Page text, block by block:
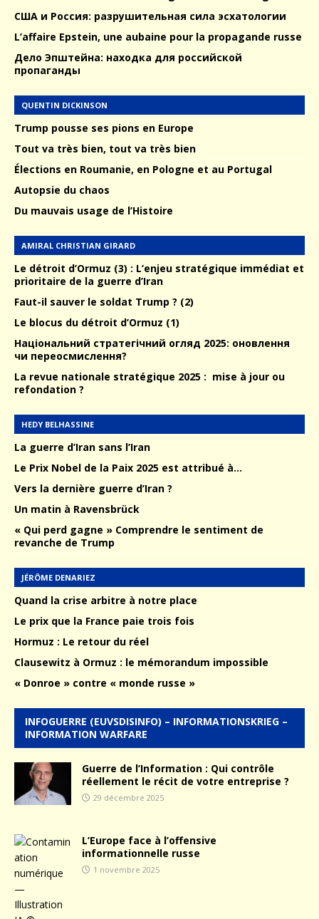
США и Россия: разрушительная сила эсхатологии
L’affaire Epstein, une aubaine pour la propagande russe
Дело Эпштейна: находка для российской
пропаганды
QUENTIN DICKINSON
Trump pousse ses pions en Europe
Tout va très bien, tout va très bien
Élections en Roumanie, en Pologne et au Portugal
Autopsie du chaos
Du mauvais usage de l’Histoire
AMIRAL CHRISTIAN GIRARD
Le détroit d’Ormuz (3) : L’enjeu stratégique immédiat et
prioritaire de la guerre d’Iran
Faut-il sauver le soldat Trump ? (2)
Le blocus du détroit d’Ormuz (1)
Національний стратегічний огляд 2025: оновлення
чи переосмислення?
La revue nationale stratégique 2025 : mise à jour ou
refondation ?
HEDY BELHASSINE
La guerre d’Iran sans l’Iran
Le Prix Nobel de la Paix 2025 est attribué à…
Vers la dernière guerre d’Iran ?
Un matin à Ravensbrück
« Qui perd gagne » Comprendre le sentiment de
revanche de Trump
JÉRÔME DENARIEZ
Quand la crise arbitre à notre place
Le prix que la France paie trois fois
Hormuz : Le retour du réel
Clausewitz à Ormuz : le mémorandum impossible
« Donroe » contre « monde russe »
INFOGUERRE (EUVSDISINFO) – INFORMATIONSKRIEG –
INFORMATION WARFARE
Guerre de l’Information : Qui contrôle
réellement le récit de votre entreprise ?
29 décembre 2025
L’Europe face à l’offensive
informationnelle russe
1 novembre 2025